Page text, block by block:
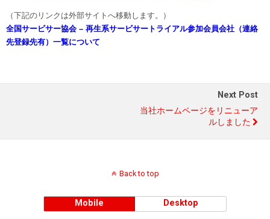
（下記のリンクは外部サイトへ移動します。）
全国サービサー協会 – 再生系サービサートライアル参加会員会社（連絡
先登録先有）一覧について
Next Post
当社ホームページをリニューア
ルしました
Back to top
Mobile Desktop